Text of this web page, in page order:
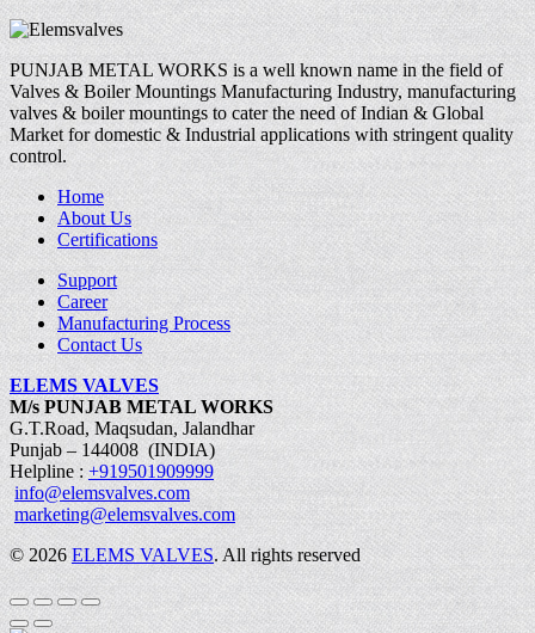
PUNJAB METAL WORKS is a well known name in the field of
Valves & Boiler Mountings Manufacturing Industry, manufacturing
valves & boiler mountings to cater the need of Indian & Global
Market for domestic & Industrial applications with stringent quality
control.
Home
About Us
Certifications
Support
Career
Manufacturing Process
Contact Us
ELEMS VALVES
M/s PUNJAB METAL WORKS
G.T.Road, Maqsudan, Jalandhar
Punjab – 144008 (INDIA)
Helpline : +919501909999
info@elemsvalves.com
marketing@elemsvalves.com
© 2026ELEMS VALVES. All rights reserved